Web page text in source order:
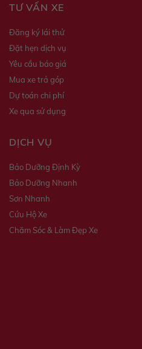
TƯ VẤN XE
Đăng ký lái thử
Đặt hẹn dịch vụ
Yêu cầu báo giá
Mua xe trả góp
Dự toán chi phí
Xe qua sử dụng
DỊCH VỤ
Bảo Dưỡng Định Kỳ
Bảo Dưỡng Nhanh
Sơn Nhanh
Cứu Hộ Xe
Chăm Sóc & Làm Đẹp Xe